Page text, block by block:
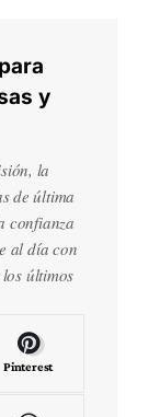
y
la
de última
confianza
al día con
últimos
Pinterest